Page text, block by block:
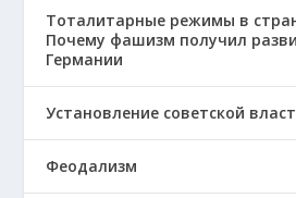
Тоталитарные режимы в
Почему фашизм получил
Германии
Установление советской
Феодализм